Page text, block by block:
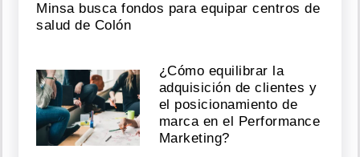
Minsa busca fondos para equipar centros de
salud de Colón
¿Cómo equilibrar la
adquisición de clientes y
el posicionamiento de
marca en el Performance
Marketing?